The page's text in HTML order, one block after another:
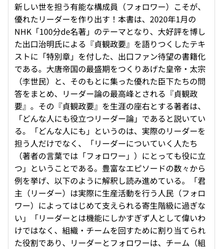
新しい世を担う有能な構成員（フォロワー）こそが、
優れたリーダーを作り出す！本書は、2020年1月の
NHK「100分de名著」のテーマとなり、大好評を博し
た出口治明氏による『貞観政要』を語りつくしたテキ
ストに「特別章」を付した、出口ファン待望の書籍化
である。大唐帝国の最盛期をつくりあげた皇帝・太宗
（李世民）と、そのもとに集った優れた臣下たちの問
答をまとめ、リーダー論の最高峰とされる『貞観政
要』。その『貞観政要』を生涯の座右とする著者は、
「どんな人にも役立つリーダー論」であると説いてい
る。「どんな人にも」というのは、実際のリーダーを
担う人だけでなく、「リーダーについていく人たち
（著者の言葉では「フォロワー」）にとっても役に立
つ」ということである。豊富なエピソードの数々から
例を挙げ、以下のように解釈し読み進めている。「君
主（リーダー）は実際に生産活動を行う人民（フォロ
ワー）によってはじめて支えられる寄生階級に過ぎな
い」「リーダーとは機能にしかすぎず人として偉いわ
けではなく、組織・チームを回すために割り当てられ
た役割であり、リーダーとフォロワーは、チーム（組